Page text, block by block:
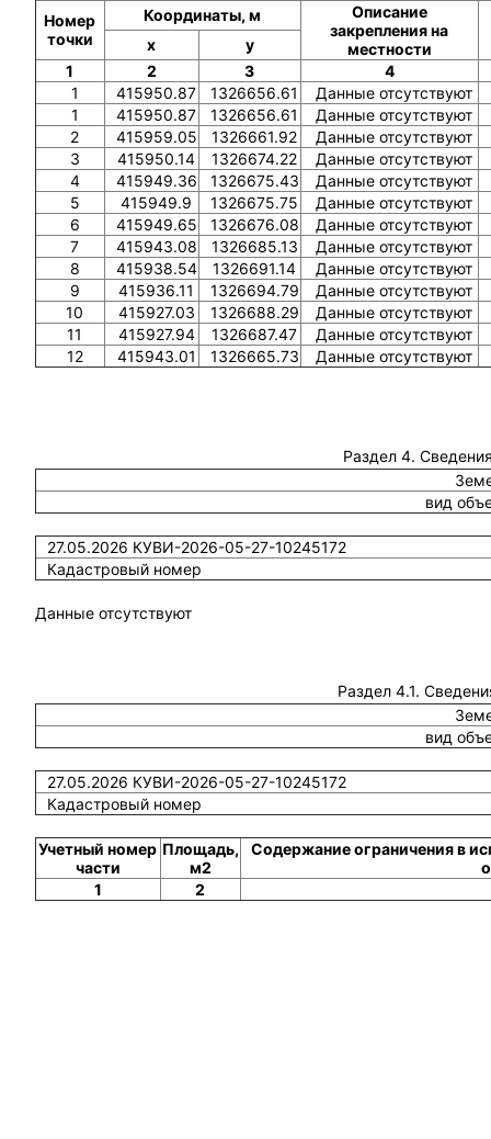
Номер
точки
Координаты, м
Описание
закрепления на
местности
x
y
1
2 3
4
1
415950.87 1326656.61
Данные отсутствуют
1
415950.87 1326656.61
Данные отсутствуют
2
415959.05 1326661.92
Данные отсутствуют
3
415950.14 1326674.22
Данные отсутствуют
4
415949.36 1326675.43
Данные отсутствуют
5
415949.9 1326675.75
Данные отсутствуют
6
415949.65 1326676.08
Данные отсутствуют
7
415943.08 1326685.13
Данные отсутствуют
8
415938.54 1326691.14
Данные отсутствуют
9
415936.11 1326694.79
Данные отсутствуют
10
415927.03 1326688.29
Данные отсутствуют
11
415927.94 1326687.47
Данные отсутствуют
12
415943.01 1326665.73 Данные отсутствуют
Раздел 4.
вид
27.05.2026 КУВИ-2026-05-27-10245172
Кадастровый номер
Данные отсутствуют
Раздел 4.1.
вид
27.05.2026 КУВИ-2026-05-27-10245172
Кадастровый номер
Учетный номер
части
Площадь,
м2
Содержание ограничения в
1
2